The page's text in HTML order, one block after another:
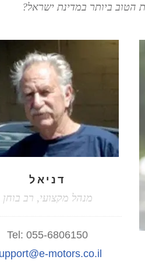
הטוב ביותר במדינת ישראל?
דניאל
מנהל מקצועי, רב בוחן
Tel: 055-6806150
motors.co.il